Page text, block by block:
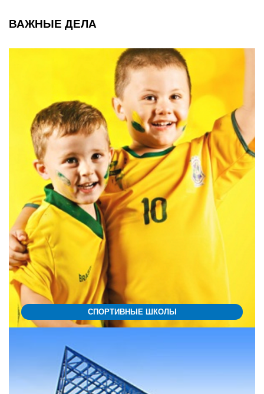
ВАЖНЫЕ ДЕЛА
СПОРТИВНЫЕ ШКОЛЫ